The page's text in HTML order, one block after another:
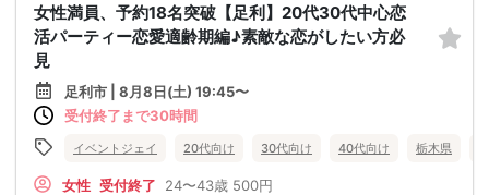
女性満員、予約18名突破【足利】20代30代中心恋
活パーティー恋愛適齢期編♪素敵な恋がしたい方必
見
足利市 | 8月8日(土) 19:45〜
受付終了まで30時間
イベントジェイ 20代向け 30代向け 40代向け 栃木県
女性 受付終了 24〜43歳 500円